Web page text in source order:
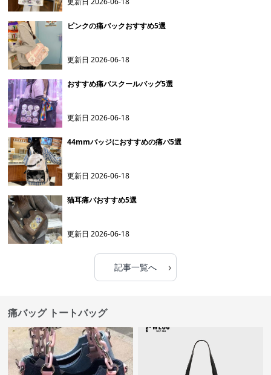
ピンクの痛バックおすすめ5選
更新日2026-06-18
おすすめ痛バスクールバッグ5選
更新日2026-06-18
44mmバッジにおすすめの痛バ5選
更新日2026-06-18
猫耳痛バおすすめ5選
更新日2026-06-18
記事一覧へ ›
痛バッグ トートバッグ